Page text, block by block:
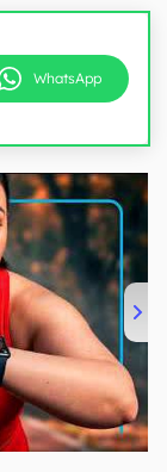
WhatsApp